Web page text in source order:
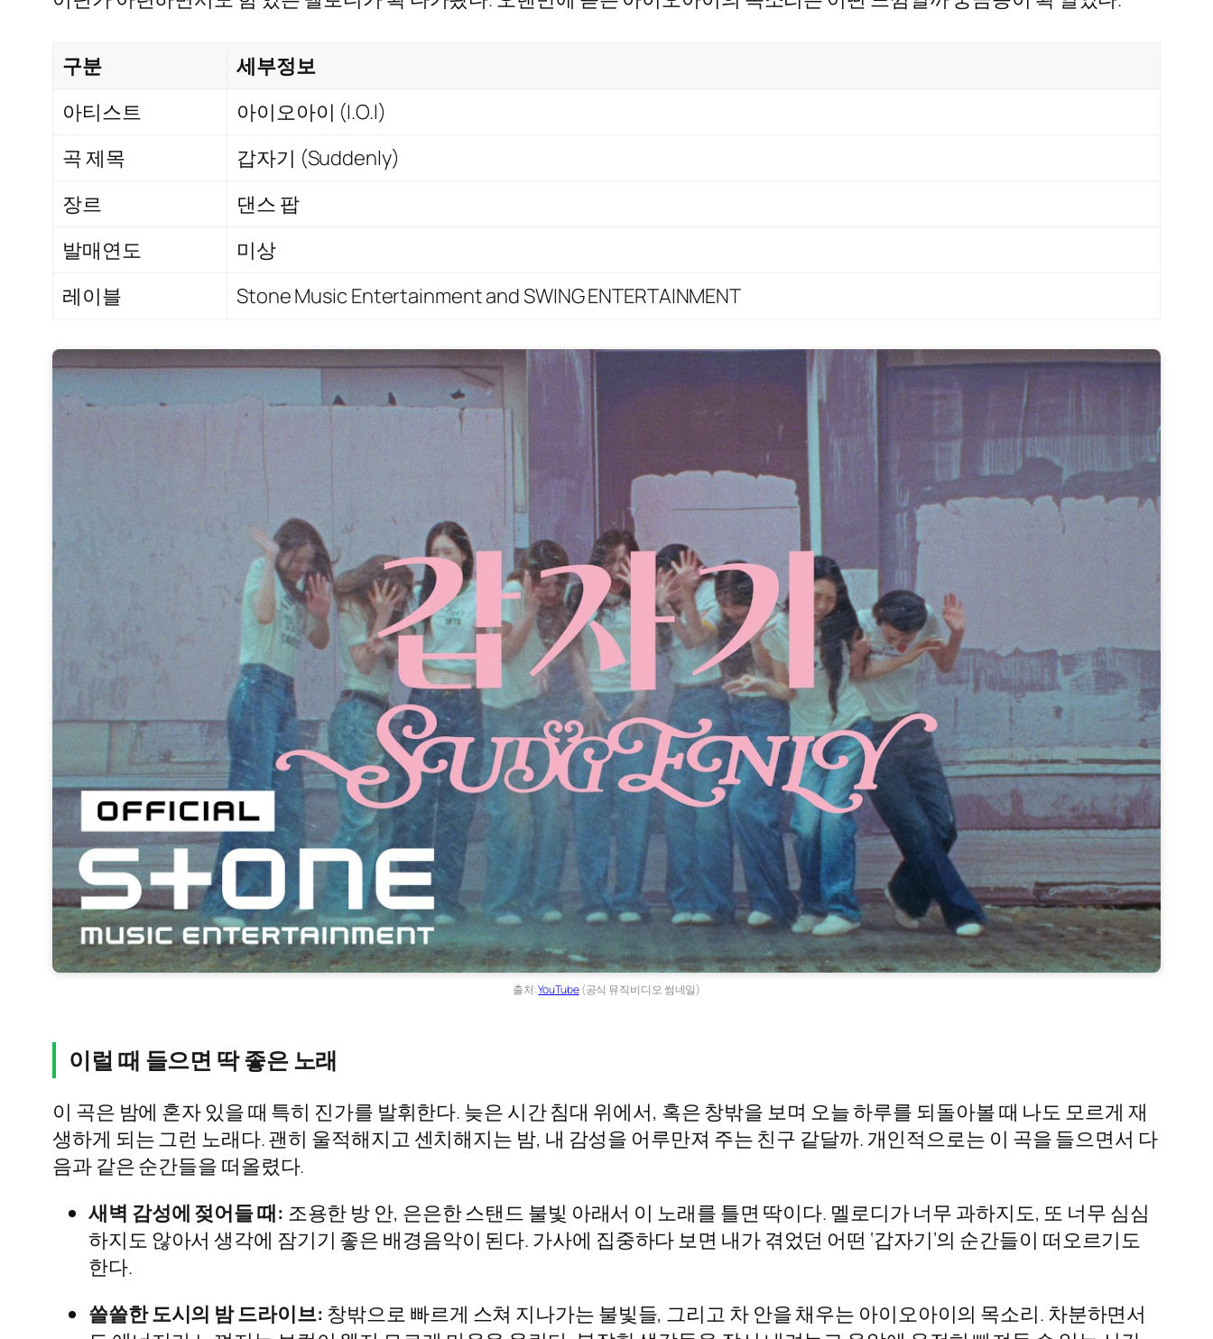
구분
세부정보
아티스트
아이오아이 (I.O.I)
곡 제목
갑자기 (Suddenly)
장르
댄스 팝
발매연도
미상
레이블
Stone Music Entertainment and SWING ENTERTAINMENT
출처:YouTube(공식 뮤직비디오 썸네일)
이럴 때 들으면 딱 좋은 노래
이 곡은 밤에 혼자 있을 때 특히 진가를 발휘한다. 늦은 시간 침대 위에서, 혹은 창밖을 보며 오늘 하루를 되돌아볼 때 나도 모르게 재
생하게 되는 그런 노래다. 괜히 울적해지고 센치해지는 밤, 내 감성을 어루만져 주는 친구 같달까. 개인적으로는 이 곡을 들으면서 다
음과 같은 순간들을 떠올렸다.
새벽 감성에 젖어들 때: 조용한 방 안, 은은한 스탠드 불빛 아래서 이 노래를 틀면 딱이다. 멜로디가 너무 과하지도, 또 너무 심심
하지도 않아서 생각에 잠기기 좋은 배경음악이 된다. 가사에 집중하다 보면 내가 겪었던 어떤 ‘갑자기’의 순간들이 떠오르기도
한다.
쓸쓸한 도시의 밤 드라이브: 창밖으로 빠르게 스쳐 지나가는 불빛들, 그리고 차 안을 채우는 아이오아이의 목소리. 차분하면서